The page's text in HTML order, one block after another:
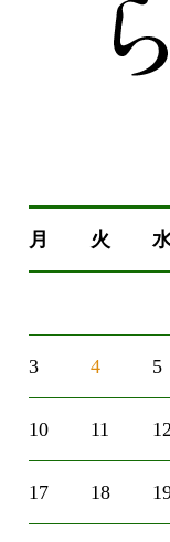
月 火
3 4 5
10 11 12
17 18